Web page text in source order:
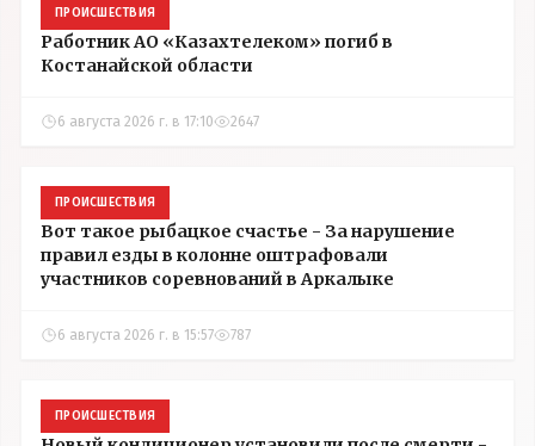
ПРОИСШЕСТВИЯ
Работник АО «Казахтелеком» погиб в
Костанайской области
6 августа 2026 г. в 17:10 2647
ПРОИСШЕСТВИЯ
Вот такое рыбацкое счастье - За нарушение
правил езды в колонне оштрафовали
участников соревнований в Аркалыке
6 августа 2026 г. в 15:57 787
ПРОИСШЕСТВИЯ